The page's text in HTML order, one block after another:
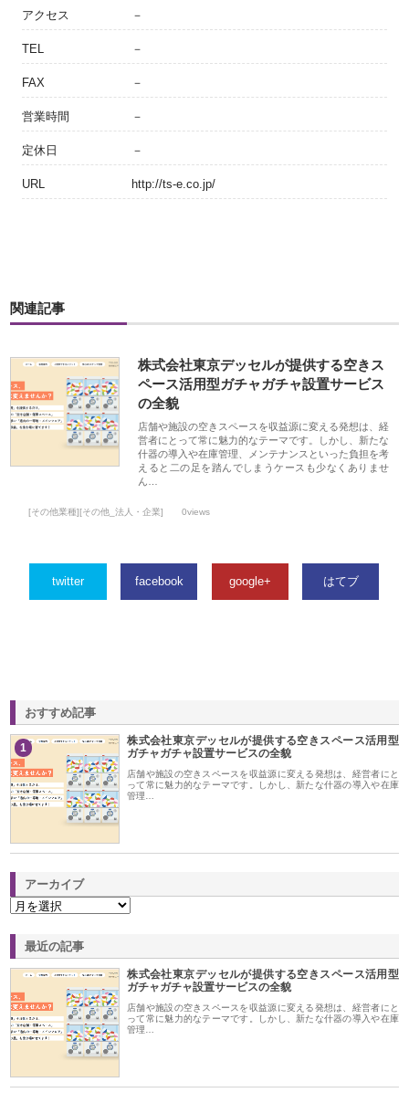
アクセス －
TEL －
FAX －
営業時間 －
定休日 －
URL http://ts-e.co.jp/
関連記事
株式会社東京デッセルが提供する空きス
ペース活用型ガチャガチャ設置サービス
の全貌
店舗や施設の空きスペースを収益源に変える発想は、経
営者にとって常に魅力的なテーマです。しかし、新たな
什器の導入や在庫管理、メンテナンスといった負担を考
えると二の足を踏んでしまうケースも少なくありませ
ん…
[その他業種][その他_法人・企業] 0views
twitter facebook google+ はてブ
おすすめ記事
1
株式会社東京デッセルが提供する空きスペース活用型
ガチャガチャ設置サービスの全貌
店舗や施設の空きスペースを収益源に変える発想は、経営者にと
って常に魅力的なテーマです。しかし、新たな什器の導入や在庫
管理…
アーカイブ
最近の記事
株式会社東京デッセルが提供する空きスペース活用型
ガチャガチャ設置サービスの全貌
店舗や施設の空きスペースを収益源に変える発想は、経営者にと
って常に魅力的なテーマです。しかし、新たな什器の導入や在庫
管理…